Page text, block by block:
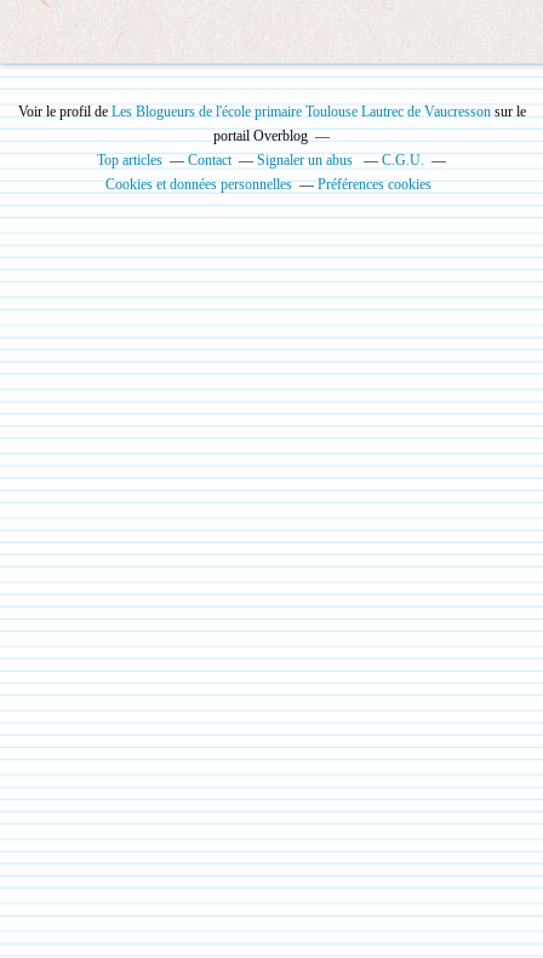
Voir le profil de Les Blogueurs de l'école primaire Toulouse Lautrec de Vaucressonsur le
portail Overblog
Top articles
Contact Signaler un abus
C.G.U.
Cookies et données personnelles
Préférences cookies